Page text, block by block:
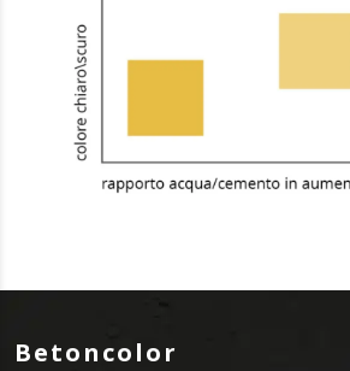
Betoncolor